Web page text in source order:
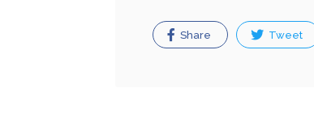
Share Tweet